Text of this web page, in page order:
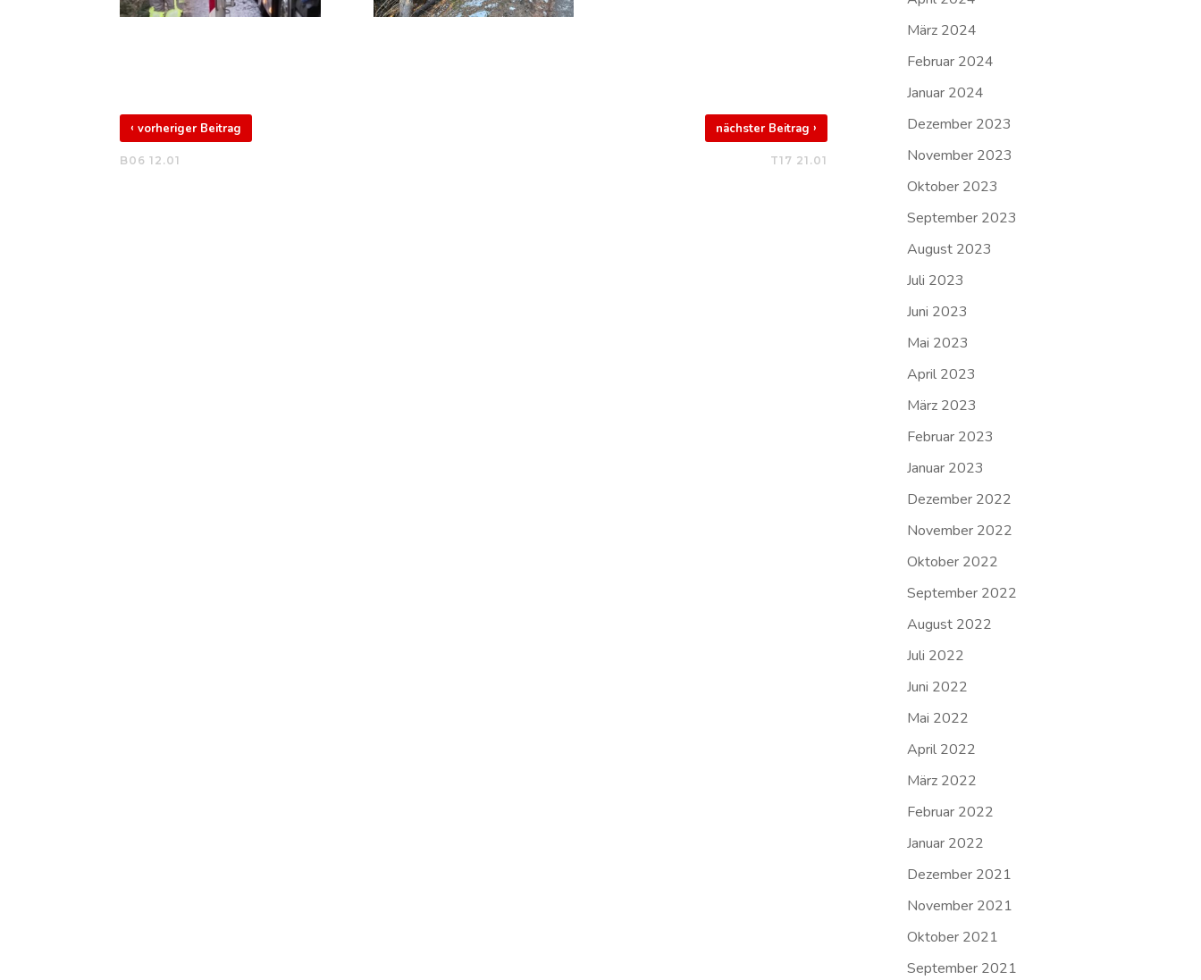
‹ vorheriger Beitrag
B06 12.01
nächster Beitrag›
T17 21.01
März 2024
Februar 2024
Januar 2024
Dezember 2023
November 2023
Oktober 2023
September 2023
August 2023
Juli 2023
Juni 2023
Mai 2023
April 2023
März 2023
Februar 2023
Januar 2023
Dezember 2022
November 2022
Oktober 2022
September 2022
August 2022
Juli 2022
Juni 2022
Mai 2022
April 2022
März 2022
Februar 2022
Januar 2022
Dezember 2021
November 2021
Oktober 2021
September 2021